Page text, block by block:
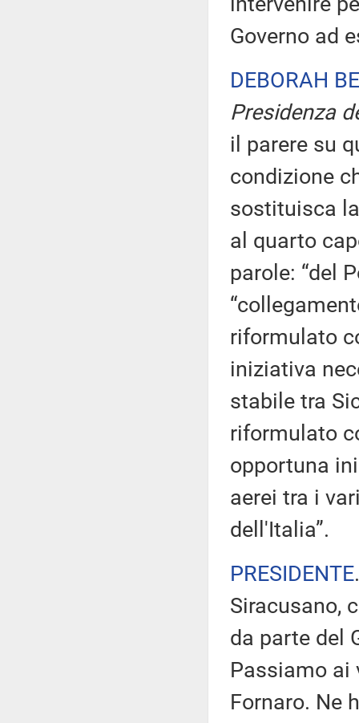
Governo ad
DEBORAH
Presidenza
il parere su
condizione
sostituisca
al quarto
parole: “del
riformulato
iniziativa
stabile tra
riformulato
opportuna
aerei tra i
dell'Italia”.
PRESIDENTE
Siracusano,
da parte del
Passiamo ai
Fornaro. Ne